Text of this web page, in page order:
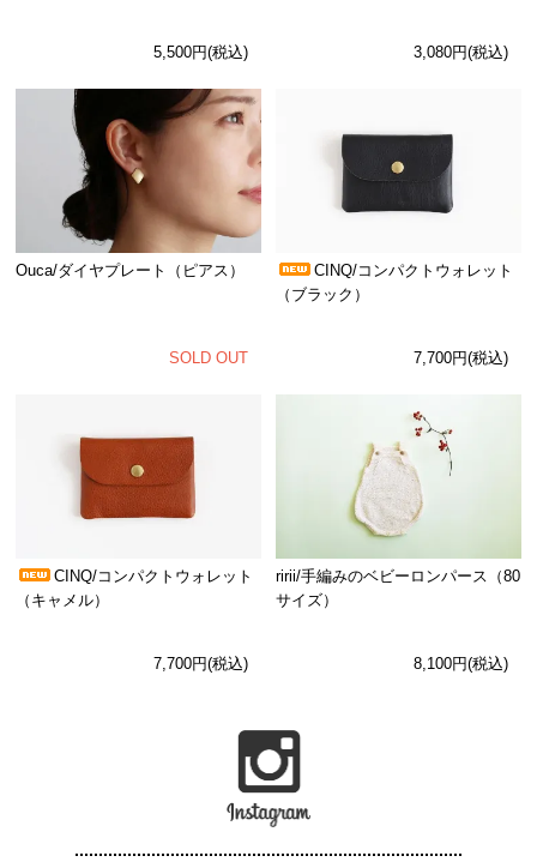
5,500円(税込) 3,080円(税込)
Ouca/ダイヤプレート（ピアス）
SOLD OUT
CINQ/コンパクトウォレット
（ブラック）
7,700円(税込)
CINQ/コンパクトウォレット
（キャメル）
7,700円(税込)
ririi/手編みのベビーロンパース（80
サイズ）
8,100円(税込)